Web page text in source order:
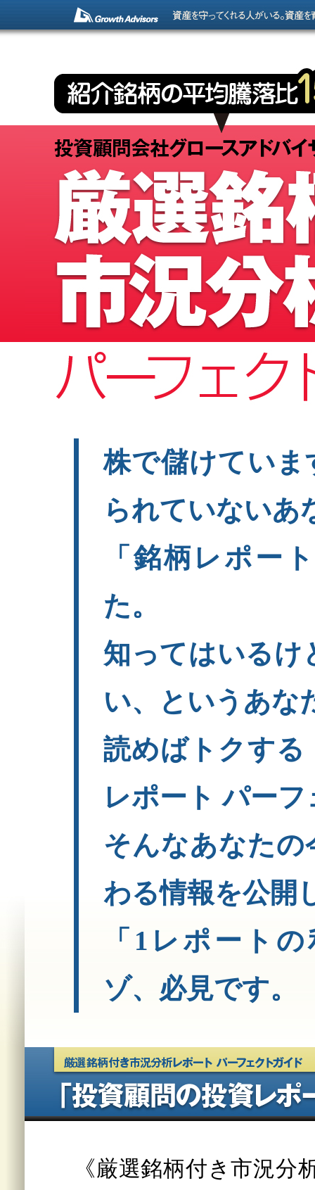
株で儲けてい
られていないあ
「銘柄レポー
た。
知ってはいるけ
い、というあな
読めばトクする
レポート パー
そんなあなたの
わる情報を公開
「1レポート
ゾ、必見です。
《厳選銘柄付き市況